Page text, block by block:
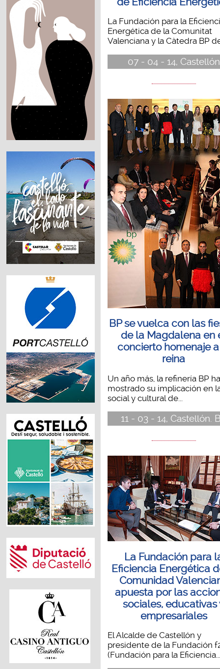
La Fundación para la
Energética de la Comunitat
Valenciana y la Càtedra BP
07 - 04 - 14, Castellón
BP se vuelca con las
de la Magdalena en
concierto homenaje
reina
Un año más, la refinería BP ha
mostrado su implicación en
social y cultural de...
11 - 03 - 14, Castellón.
La Fundación para
Eficiencia Energética
Comunidad
apuesta por las
sociales, educativas
empresariales
El Alcalde de Castellón y
presidente de la Fundación
(Fundación para la Eficiencia...